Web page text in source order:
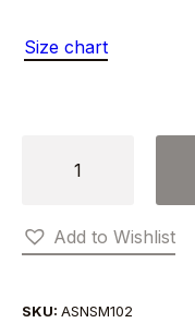
Size chart
BLACK
quantityAdd to Wishlist
SKU: ASNSM102